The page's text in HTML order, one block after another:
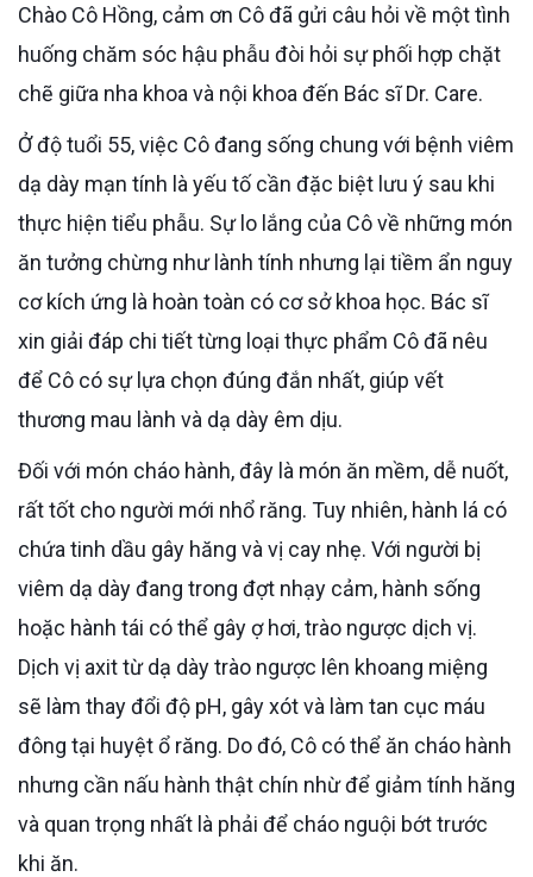
Chào Cô Hồng, cảm ơn Cô đã gửi câu hỏi về một tình
huống chăm sóc hậu phẫu đòi hỏi sự phối hợp chặt
chẽ giữa nha khoa và nội khoa đến Bác sĩ Dr. Care.
Ở độ tuổi 55, việc Cô đang sống chung với bệnh viêm
dạ dày mạn tính là yếu tố cần đặc biệt lưu ý sau khi
thực hiện tiểu phẫu. Sự lo lắng của Cô về những món
ăn tưởng chừng như lành tính nhưng lại tiềm ẩn nguy
cơ kích ứng là hoàn toàn có cơ sở khoa học. Bác sĩ
xin giải đáp chi tiết từng loại thực phẩm Cô đã nêu
để Cô có sự lựa chọn đúng đắn nhất, giúp vết
thương mau lành và dạ dày êm dịu.
Đối với món cháo hành, đây là món ăn mềm, dễ nuốt,
rất tốt cho người mới nhổ răng. Tuy nhiên, hành lá có
chứa tinh dầu gây hăng và vị cay nhẹ. Với người bị
viêm dạ dày đang trong đợt nhạy cảm, hành sống
hoặc hành tái có thể gây ợ hơi, trào ngược dịch vị.
Dịch vị axit từ dạ dày trào ngược lên khoang miệng
sẽ làm thay đổi độ pH, gây xót và làm tan cục máu
đông tại huyệt ổ răng. Do đó, Cô có thể ăn cháo hành
nhưng cần nấu hành thật chín nhừ để giảm tính hăng
và quan trọng nhất là phải để cháo nguội bớt trước
khi ăn.